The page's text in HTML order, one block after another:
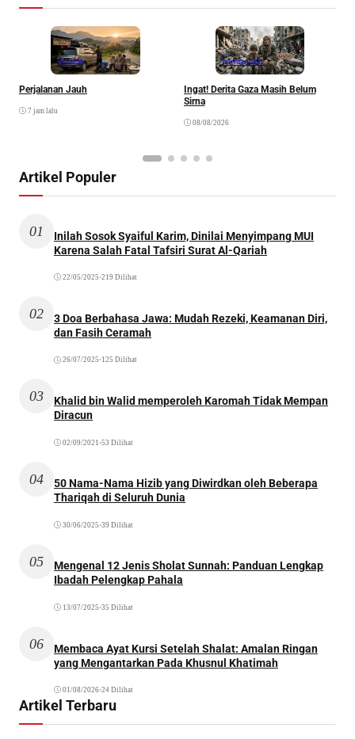
Opinion
Perjalanan Jauh
7 jam lalu
Internasional
Ingat! Derita Gaza Masih Belum
Sirna
08/08/2026
Artikel Populer
01
Inilah Sosok Syaiful Karim, Dinilai Menyimpang MUI
Karena Salah Fatal Tafsiri Surat Al-Qariah
22/05/2025 •219 Dilihat
02
3 Doa Berbahasa Jawa: Mudah Rezeki, Keamanan Diri,
dan Fasih Ceramah
26/07/2025 •125 Dilihat
03
Khalid bin Walid memperoleh Karomah Tidak Mempan
Diracun
02/09/2021 •53 Dilihat
04
50 Nama-Nama Hizib yang Diwirdkan oleh Beberapa
Thariqah di Seluruh Dunia
30/06/2025 •39 Dilihat
05
Mengenal 12 Jenis Sholat Sunnah: Panduan Lengkap
Ibadah Pelengkap Pahala
13/07/2025 •35 Dilihat
06
Membaca Ayat Kursi Setelah Shalat: Amalan Ringan
yang Mengantarkan Pada Khusnul Khatimah
01/08/2026•24 Dilihat
Artikel Terbaru